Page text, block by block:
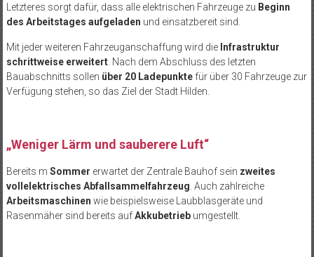
Letzteres sorgt dafür, dass alle elektrischen Fahrzeuge zu Beginn
des Arbeitstages aufgeladen und einsatzbereit sind.
Mit jeder weiteren Fahrzeuganschaffung wird die Infrastruktur
schrittweise erweitert. Nach dem Abschluss des letzten
Bauabschnitts sollen über 20 Ladepunktefür über 30 Fahrzeuge zur
Verfügung stehen, so das Ziel der Stadt Hilden.
„Weniger Lärm und sauberere Luft“
Bereits m Sommer erwartet der Zentrale Bauhof sein zweites
vollelektrisches Abfallsammelfahrzeug . Auch zahlreiche
Arbeitsmaschinen wie beispielsweise Laubblasgeräte und
Rasenmäher sind bereits aufAkkubetriebumgestellt.